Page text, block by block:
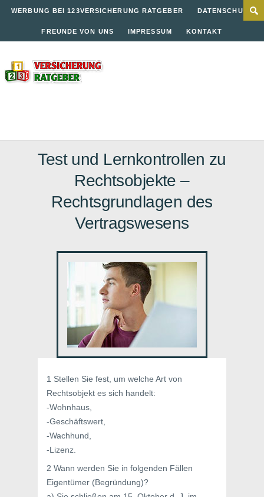
WERBUNG BEI 123VERSICHERUNG RATGEBER DATENSCHUTZ
FREUNDE VON UNS IMPRESSUM KONTAKT
Test und Lernkontrollen zu
Rechtsobjekte –
Rechtsgrundlagen des
Vertragswesens
1 Stellen Sie fest, um welche Art von
Rechtsobjekt es sich handelt:
-Wohnhaus,
-Geschäftswert,
-Wachhund,
-Lizenz.
2 Wann werden Sie in folgenden Fällen
Eigentümer (Begründung)?